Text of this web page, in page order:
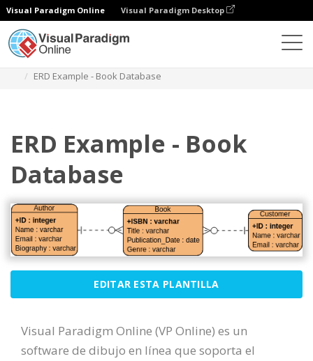
Visual Paradigm Online Visual Paradigm Desktop
ERD Example - Book Database
ERD Example - Book
Database
EDITAR ESTA PLANTILLA
Visual Paradigm Online (VP Online) es un
software de dibujo en línea que soporta el